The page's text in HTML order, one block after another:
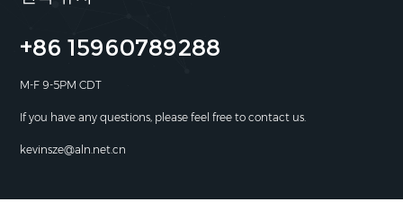
+86 15960789288
M-F 9-5PM CDT
If you have any questions, please feel free to contact us.
kevinsze@aln.net.cn